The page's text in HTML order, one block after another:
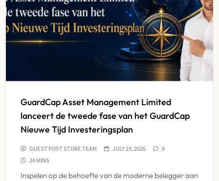
GuardCap Asset Management Limited
lanceert de tweede fase van het GuardCap
Nieuwe Tijd Investeringsplan
GUEST POST STORE TEAM JULY 19, 2026
0
24 MINS
Inspelen op de behoefte van de moderne belegger aan